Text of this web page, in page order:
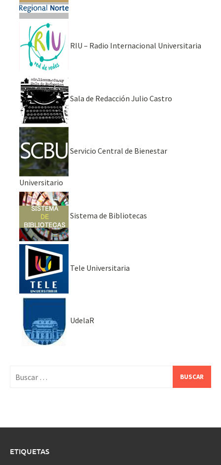
RIU – Radio Internacional Universitaria
Sala de Redacción Julio Castro
Servicio Central de Bienestar
Universitario
Sistema de Bibliotecas
Tele Universitaria
UdelaR
ETIQUETAS